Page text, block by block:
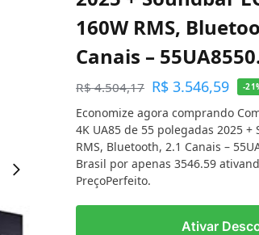
160W RMS,
Canais –
R$4.504,17 R$ 3.546,59 -
Economize agora comprando
4K UA85 de 55 polegadas 2025 +
RMS, Bluetooth, 2.1 Canais –
Brasil por apenas 3546.59
PreçoPerfeito.
Ativar